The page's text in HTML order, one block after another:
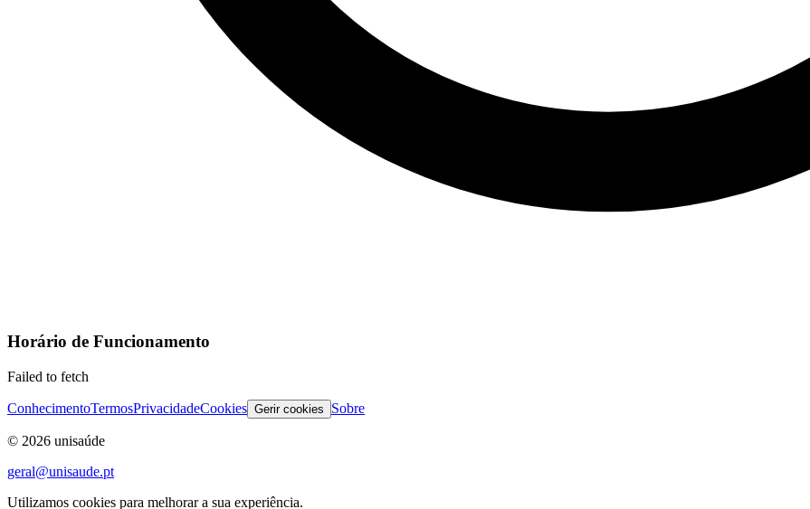
Horário de Funcionamento
Failed to fetch
ConhecimentoTermosPrivacidadeCookies Gerir cookies Sobre
© 2026 unisaúde
geral@unisaude.pt
Utilizamos cookies para melhorar a sua experiência.